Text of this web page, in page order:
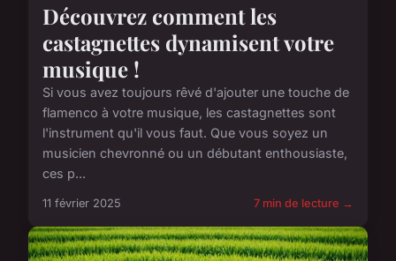
Découvrez comment les
castagnettes dynamisent votre
musique !
Si vous avez toujours rêvé d'ajouter une touche de
flamenco à votre musique, les castagnettes sont
l'instrument qu'il vous faut. Que vous soyez un
musicien chevronné ou un débutant enthousiaste,
ces p...
11 février 2025 7 min de lecture →